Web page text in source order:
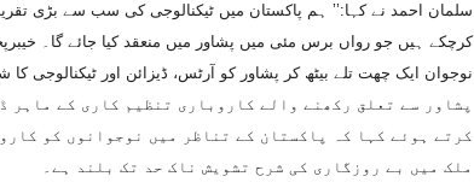
سلمان احمد نے کہا:’’ ہم پاکستان میں ٹیکنالوجی کی سب سے بڑی
کرچکے ہیں جو رواں برس مئی میں پشاور میں منعقد کیا جائے گا۔
نوجوان ایک چھت تلے بیٹھ کر پشاور کو آرٹس، ڈیزائن اور ٹیکنالوجی کا
پشاور سے تعلق رکھنے والے کاروباری تنظیم کاری کے
کرتے ہوئے کہا کہ پاکستان کے تناظر میں نوجوانوں کو
ملک میں بے روزگاری کی شرح تشویش ناک حد تک بلند ہے۔